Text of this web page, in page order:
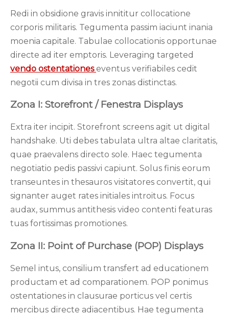
Redi in obsidione gravis innititur collocatione
corporis militaris. Tegumenta passim iaciunt inania
moenia capitale. Tabulae collocationis opportunae
directe ad iter emptoris. Leveraging targeted
vendo ostentationes eventus verifiabiles cedit
negotii cum divisa in tres zonas distinctas.
Zona I: Storefront / Fenestra Displays
Extra iter incipit. Storefront screens agit ut digital
handshake. Uti debes tabulata ultra altae claritatis,
quae praevalens directo sole. Haec tegumenta
negotiatio pedis passivi capiunt. Solus finis eorum
transeuntes in thesauros visitatores convertit, qui
signanter auget rates initiales introitus. Focus
audax, summus antithesis video contenti featuras
tuas fortissimas promotiones.
Zona II: Point of Purchase (POP) Displays
Semel intus, consilium transfert ad educationem
productam et ad comparationem. POP ponimus
ostentationes in clausurae porticus vel certis
mercibus directe adiacentibus. Hae tegumenta